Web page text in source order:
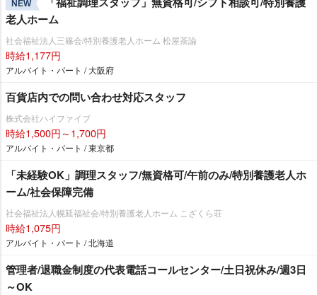
NEW
老人ホーム
社会福祉法人三篠会/特別養護老人ホーム 松屋茶論
時給1,177円
アルバイト・パート / 大阪府
百貨店内での問い合わせ対応スタッフ
株式会社ハイファイブ
時給1,500円～1,700円
アルバイト・パート / 東京都
「未経験OK」調理スタッフ/無資格可/午前のみ/特別養護老人ホ
ーム/社会保障完備
社会福祉法人幌延福祉会/特別養護老人ホーム こざくら荘
時給1,075円
アルバイト・パート / 北海道
管理者/退職金制度の代表電話コールセンター/土日祝休み/週3日
～OK